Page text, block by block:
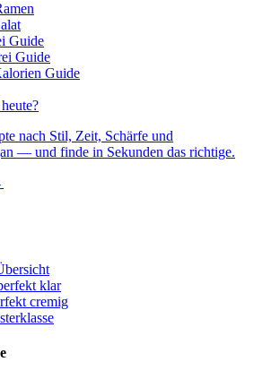
Guide
Guide
Guide
nach Stil, Zeit, Schärfe und
— und finde in Sekunden das richtige.
klar
cremig